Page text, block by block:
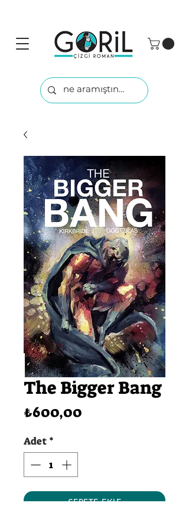
The Bigger Bang
₺600,00
Adet *
SEPETE EKLE